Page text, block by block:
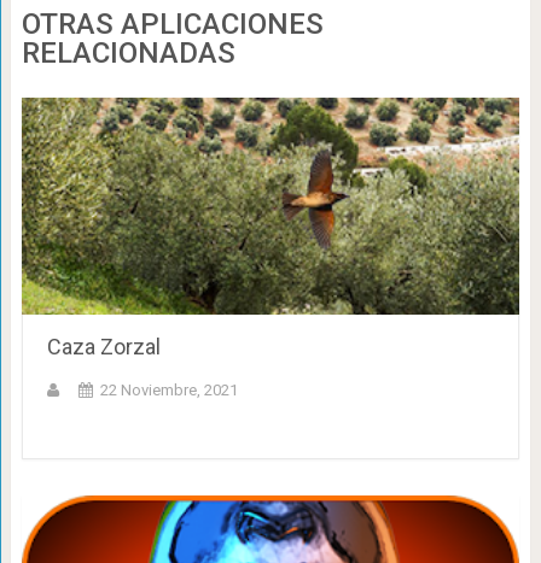
OTRAS APLICACIONES
RELACIONADAS
Caza Zorzal
22 Noviembre, 2021